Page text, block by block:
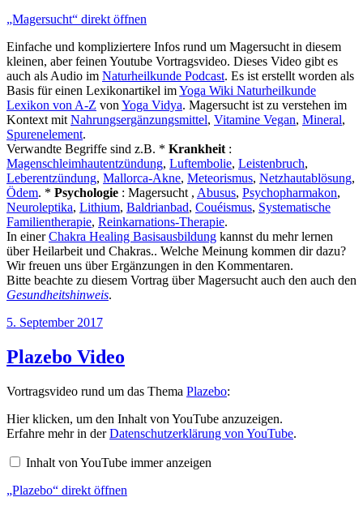
„Magersucht“ direkt öffnen
Einfache und kompliziertere Infos rund um Magersucht in diesem
kleinen, aber feinen Youtube Vortragsvideo. Dieses Video gibt es
auch als Audio im Naturheilkunde Podcast. Es ist erstellt worden als
Basis für einen Lexikonartikel imYoga Wiki Naturheilkunde
Lexikon von A-Z von Yoga Vidya. Magersucht ist zu verstehen im
Kontext mit Nahrungsergänzungsmittel, Vitamine Vegan, Mineral,
Spurenelement.
Verwandte Begriffe sind z.B. * Krankheit :
Magenschleimhautentzündung, Luftembolie, Leistenbruch,
Leberentzündung, Mallorca-Akne, Meteorismus, Netzhautablösung,
Ödem. * Psychologie : Magersucht , Abusus, Psychopharmakon,
Neuroleptika, Lithium, Baldrianbad, Couéismus, Systematische
Familientherapie, Reinkarnations-Therapie.
In einerChakra Healing Basisausbildung kannst du mehr lernen
über Heilarbeit und Chakras.. Welche Meinung kommen dir dazu?
Wir freuen uns über Ergänzungen in den Kommentaren.
Bitte beachte zu diesem Vortrag über Magersucht auch den auch den
Gesundheitshinweis.
Veröffentlicht
5. September 2017
Plazebo Video
Vortragsvideo rund um das Thema Plazebo:
„Plazebo“
von
YouTube
anzeigen
Hier klicken, um den Inhalt von YouTube anzuzeigen.
Erfahre mehr in derDatenschutzerklärung von YouTube.
Inhalt von YouTube immer anzeigen
„Plazebo“ direkt öffnen